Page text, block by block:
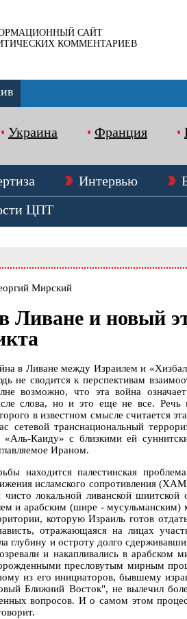
САЙТ
КОММЕНТАРИЕВ
Украина Франция
Интервью
ЦПТ
Мирский
Ливане и новый
в Ливане между Израилем и
не сводится к перспективам
возможно, что эта война
слова, но и это еще не все. Речь
в известном смысле считается
сетевой транснациональный
«Аль-Каиду» с близкими ей
Ираном.
находится палестинская
исламского сопротивления
локальной ливанской шиитской
и арабским (шире - мусульманским)
которую Израиль готов
отражающаяся на лицах
глубину и остроту долго
и накапливались в
пресловутым мирным
из его инициаторов, бывшему
Ближний Восток", не вылечил
вопросов. И о самом этом